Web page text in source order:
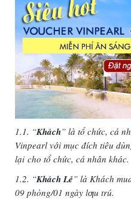
1.1. “Khách” là tổ chức, cá
Vinpearl với mục đích tiêu
lại cho tổ chức, cá nhân khác.
1.2. “Khách Lẻ” là Khách
09 phòng/01 ngày lƣu trú.